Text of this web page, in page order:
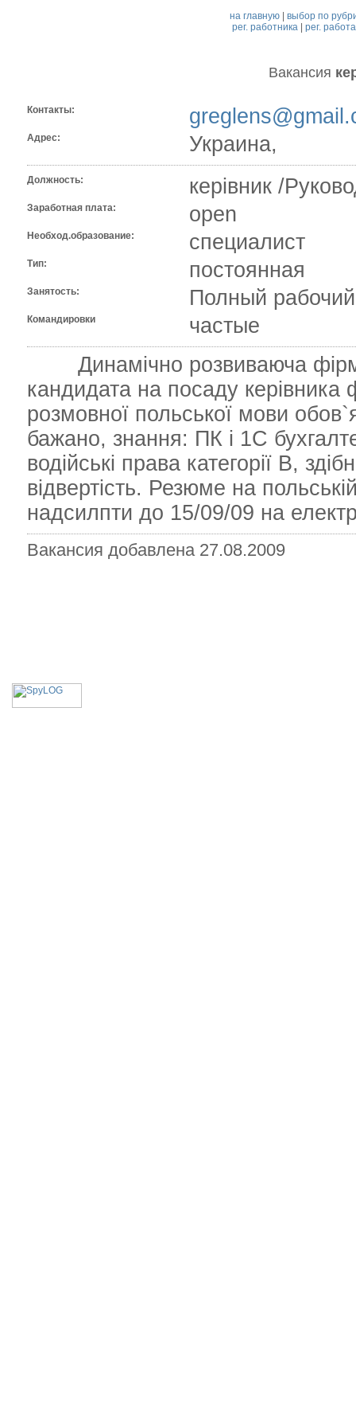
на главную |выбор по
рег. работника| рег.
Вакансия
Контакты:
Адрес: Украина,
Должность: керівник /
Заработная плата: open
Необход.образование: специалист
Тип: постоянная
Занятость: Полный
Командировки
частые
Динамічно розвиваюча
кандидата на посаду
розмовної польської мови
бажано, знання: ПК і 1С
водійські права категорії В,
відвертість. Резюме на
надсилпти до 15/09/09 на
Вакансия добавлена 27.08.2009